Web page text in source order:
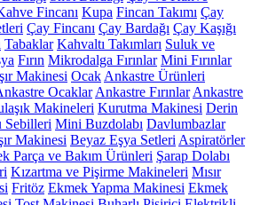
Fincanı Kupa Fincan Takımı Çay
Çay Fincanı Çay Bardağı Çay Kaşığı
Tabaklar Kahvaltı Takımları Suluk ve
Fırın Mikrodalga Fırınlar Mini Fırınlar
Makinesi Ocak Ankastre Ürünleri
Ocaklar Ankastre Fırınlar Ankastre
Makineleri Kurutma Makinesi Derin
Sebilleri Mini Buzdolabı Davlumbazlar
Makinesi Beyaz Eşya Setleri Aspiratörler
Parça ve Bakım Ürünleri Şarap Dolabı
Kızartma ve Pişirme Makineleri Mısır
Fritöz Ekmek Yapma Makinesi Ekmek